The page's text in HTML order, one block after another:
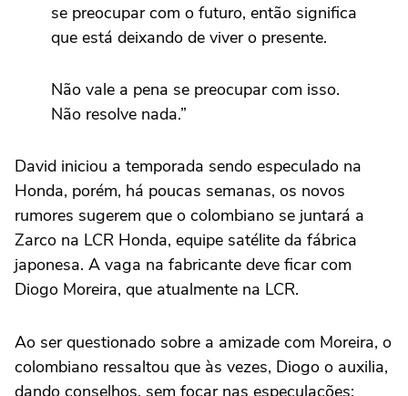
se preocupar com o futuro, então significa
que está deixando de viver o presente.
Não vale a pena se preocupar com isso.
Não resolve nada.”
David iniciou a temporada sendo especulado na
Honda, porém, há poucas semanas, os novos
rumores sugerem que o colombiano se juntará a
Zarco na LCR Honda, equipe satélite da fábrica
japonesa. A vaga na fabricante deve ficar com
Diogo Moreira, que atualmente na LCR.
Ao ser questionado sobre a amizade com Moreira, o
colombiano ressaltou que às vezes, Diogo o auxilia,
dando conselhos, sem focar nas especulações: